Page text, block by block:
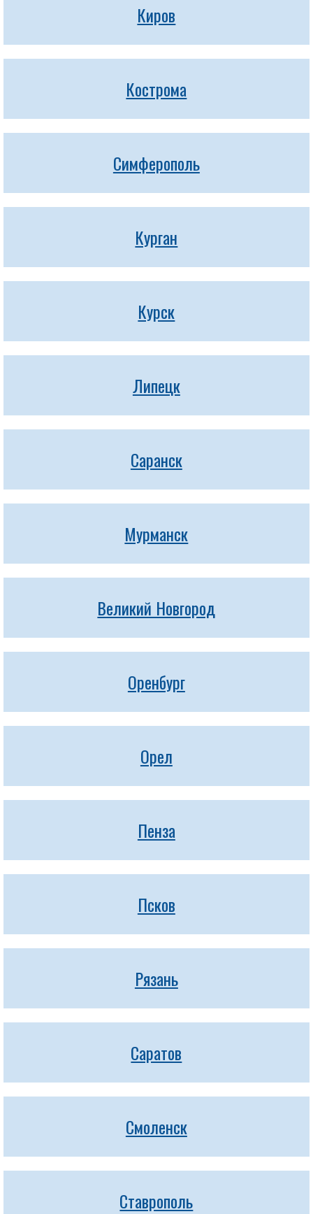
Киров
Кострома
Симферополь
Курган
Курск
Липецк
Саранск
Мурманск
Великий Новгород
Оренбург
Орел
Пенза
Псков
Рязань
Саратов
Смоленск
Ставрополь